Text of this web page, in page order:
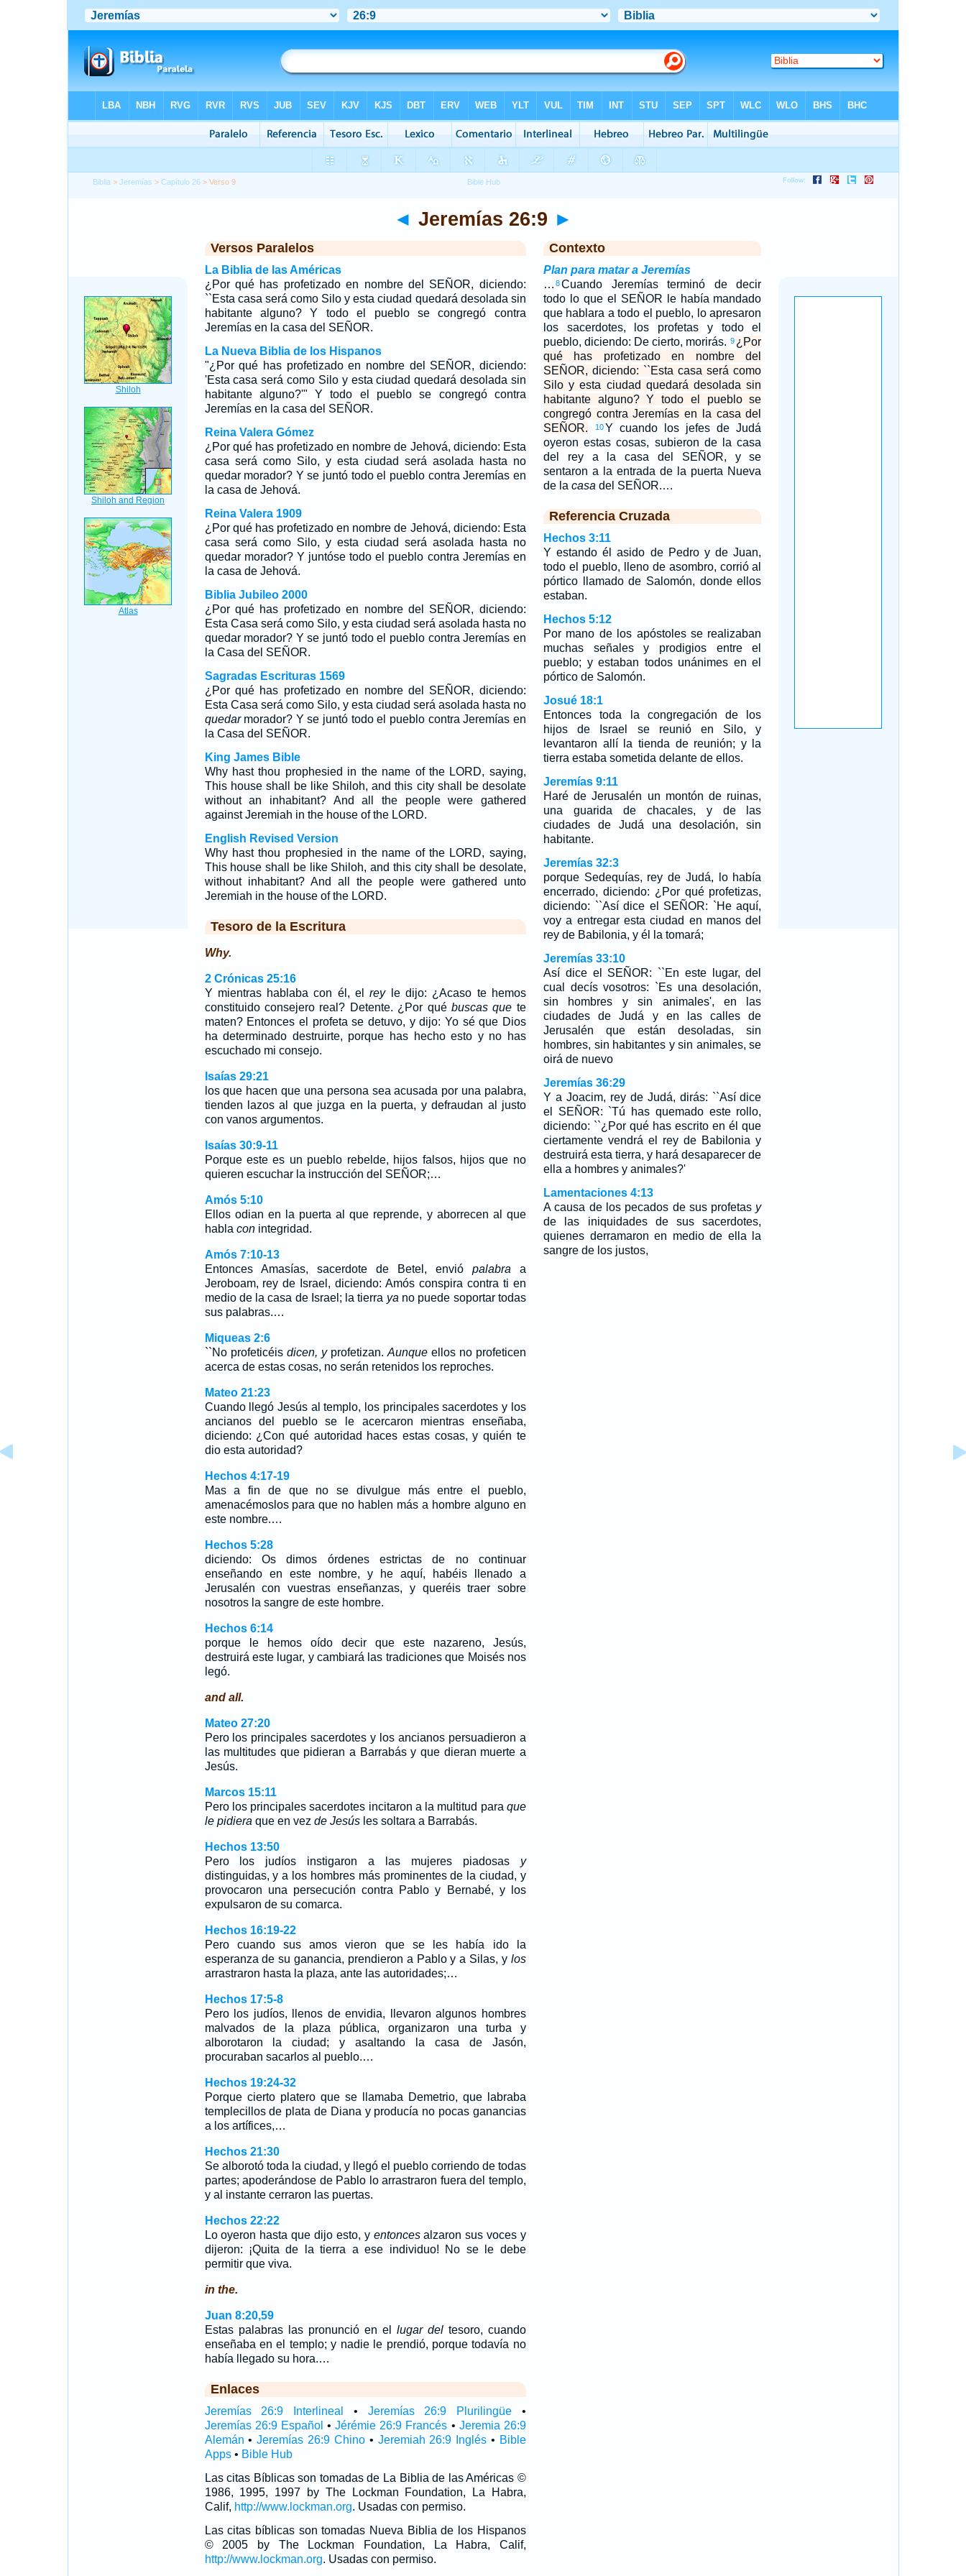
Biblia >Jeremías >Capítulo 26 > Verso 9
◄ Jeremías 26:9 ►
Versos Paralelos
La Biblia de las Américas
¿Por qué has profetizado en nombre del SEÑOR, diciendo:
``Esta casa será como Silo y esta ciudad quedará desolada sin
habitante alguno? Y todo el pueblo se congregó contra
Jeremías en la casa del SEÑOR.
La Nueva Biblia de los Hispanos
"¿Por qué has profetizado en nombre del SEÑOR, diciendo:
'Esta casa será como Silo y esta ciudad quedará desolada sin
habitante alguno?'" Y todo el pueblo se congregó contra
Jeremías en la casa del SEÑOR.
Reina Valera Gómez
¿Por qué has profetizado en nombre de Jehová, diciendo: Esta
casa será como Silo, y esta ciudad será asolada hasta no
quedar morador? Y se juntó todo el pueblo contra Jeremías en
la casa de Jehová.
Reina Valera 1909
¿Por qué has profetizado en nombre de Jehová, diciendo: Esta
casa será como Silo, y esta ciudad será asolada hasta no
quedar morador? Y juntóse todo el pueblo contra Jeremías en
la casa de Jehová.
Biblia Jubileo 2000
¿Por qué has profetizado en nombre del SEÑOR, diciendo:
Esta Casa será como Silo, y esta ciudad será asolada hasta no
quedarmorador? Y se juntó todo el pueblo contra Jeremías en
la Casa del SEÑOR.
Sagradas Escrituras 1569
¿Por qué has profetizado en nombre del SEÑOR, diciendo:
Esta Casa será como Silo, y esta ciudad será asolada hasta no
quedarmorador? Y se juntó todo el pueblo contra Jeremías en
la Casa del SEÑOR.
King James Bible
Why hast thou prophesied in the name of the LORD, saying,
This house shall be like Shiloh, and this city shall be desolate
without an inhabitant? And all the people were gathered
against Jeremiah in the house of the LORD.
English Revised Version
Why hast thou prophesied in the name of the LORD, saying,
This house shall be like Shiloh, and this city shall be desolate,
without inhabitant? And all the people were gathered unto
Jeremiah in the house of the LORD.
Tesoro de la Escritura
Why.
2 Crónicas 25:16
Y mientras hablaba con él, elreyle dijo: ¿Acaso te hemos
constituido consejero real? Detente. ¿Por québuscas que te
maten? Entonces el profeta se detuvo, y dijo: Yo sé que Dios
ha determinado destruirte, porque has hecho esto y no has
escuchado mi consejo.
Isaías 29:21
los que hacen que una persona sea acusada por una palabra,
tienden lazos al que juzga en la puerta, y defraudan al justo
con vanos argumentos.
Isaías 30:9-11
Porque este es un pueblo rebelde, hijos falsos, hijos que no
quieren escuchar la instrucción del SEÑOR;…
Amós 5:10
Ellos odian en la puerta al que reprende, y aborrecen al que
habla conintegridad.
Amós 7:10-13
Entonces Amasías, sacerdote de Betel, envió palabra a
Jeroboam, rey de Israel, diciendo: Amós conspira contra ti en
medio de la casa de Israel; la tierra ya no puede soportar todas
sus palabras.…
Miqueas 2:6
``No profeticéis dicen, yprofetizan. Aunqueellos no profeticen
acerca de estas cosas, no serán retenidos los reproches.
Mateo 21:23
Cuando llegó Jesús al templo, los principales sacerdotes y los
ancianos del pueblo se le acercaron mientras enseñaba,
diciendo: ¿Con qué autoridad haces estas cosas, y quién te
dio esta autoridad?
Hechos 4:17-19
Mas a fin de que no se divulgue más entre el pueblo,
amenacémoslos para que no hablen más a hombre alguno en
este nombre.…
Hechos 5:28
diciendo: Os dimos órdenes estrictas de no continuar
enseñando en este nombre, y he aquí, habéis llenado a
Jerusalén con vuestras enseñanzas, y queréis traer sobre
nosotros la sangre de este hombre.
Hechos 6:14
porque le hemos oído decir que este nazareno, Jesús,
destruirá este lugar, y cambiará las tradiciones que Moisés nos
legó.
and all.
Mateo 27:20
Pero los principales sacerdotes y los ancianos persuadieron a
las multitudes que pidieran a Barrabás y que dieran muerte a
Jesús.
Marcos 15:11
Pero los principales sacerdotes incitaron a la multitud para que
le pidiera que en vez de Jesúsles soltara a Barrabás.
Hechos 13:50
Pero los judíos instigaron a las mujeres piadosas y
distinguidas, y a los hombres más prominentes de la ciudad, y
provocaron una persecución contra Pablo y Bernabé, y los
expulsaron de su comarca.
Hechos 16:19-22
Pero cuando sus amos vieron que se les había ido la
esperanza de su ganancia, prendieron a Pablo y a Silas, y los
arrastraron hasta la plaza, ante las autoridades;…
Hechos 17:5-8
Pero los judíos, llenos de envidia, llevaron algunos hombres
malvados de la plaza pública, organizaron una turba y
alborotaron la ciudad; y asaltando la casa de Jasón,
procuraban sacarlos al pueblo.…
Hechos 19:24-32
Porque cierto platero que se llamaba Demetrio, que labraba
templecillos de plata de Diana y producía no pocas ganancias
a los artífices,…
Hechos 21:30
Se alborotó toda la ciudad, y llegó el pueblo corriendo de todas
partes; apoderándose de Pablo lo arrastraron fuera del templo,
y al instante cerraron las puertas.
Hechos 22:22
Lo oyeron hasta que dijo esto, y entoncesalzaron sus voces y
dijeron: ¡Quita de la tierra a ese individuo! No se le debe
permitir que viva.
in the.
Juan 8:20,59
Estas palabras las pronunció en el lugar deltesoro, cuando
enseñaba en el templo; y nadie le prendió, porque todavía no
había llegado su hora.…
Enlaces
Jeremías 26:9 Interlineal • Jeremías 26:9 Plurilingüe •
Jeremías 26:9 Español •Jérémie 26:9 Francés • Jeremia 26:9
Alemán •Jeremías 26:9 Chino• Jeremiah 26:9 Inglés • Bible
Apps• Bible Hub
Las citas Bíblicas son tomadas de La Biblia de las Américas ©
1986, 1995, 1997 by The Lockman Foundation, La Habra,
Calif, http://www.lockman.org. Usadas con permiso.
Las citas bíblicas son tomadas Nueva Biblia de los Hispanos
© 2005 by The Lockman Foundation, La Habra, Calif,
http://www.lockman.org. Usadas con permiso.
Contexto
Plan para matar a Jeremías
… 8Cuando Jeremías terminó de decir
todo lo que el SEÑOR le había mandado
que hablara a todo el pueblo, lo apresaron
los sacerdotes, los profetas y todo el
pueblo, diciendo: De cierto, morirás. 9 ¿Por
qué has profetizado en nombre del
SEÑOR, diciendo: ``Esta casa será como
Silo y esta ciudad quedará desolada sin
habitante alguno? Y todo el pueblo se
congregó contra Jeremías en la casa del
SEÑOR.
10Y cuando los jefes de Judá
oyeron estas cosas, subieron de la casa
del rey a la casa del SEÑOR, y se
sentaron a la entrada de la puerta Nueva
de la casa del SEÑOR.…
Referencia Cruzada
Hechos 3:11
Y estando él asido de Pedro y de Juan,
todo el pueblo, lleno de asombro, corrió al
pórtico llamado de Salomón, donde ellos
estaban.
Hechos 5:12
Por mano de los apóstoles se realizaban
muchas señales y prodigios entre el
pueblo; y estaban todos unánimes en el
pórtico de Salomón.
Josué 18:1
Entonces toda la congregación de los
hijos de Israel se reunió en Silo, y
levantaron allí la tienda de reunión; y la
tierra estaba sometida delante de ellos.
Jeremías 9:11
Haré de Jerusalén un montón de ruinas,
una guarida de chacales, y de las
ciudades de Judá una desolación, sin
habitante.
Jeremías 32:3
porque Sedequías, rey de Judá, lo había
encerrado, diciendo: ¿Por qué profetizas,
diciendo: ``Así dice el SEÑOR: `He aquí,
voy a entregar esta ciudad en manos del
rey de Babilonia, y él la tomará;
Jeremías 33:10
Así dice el SEÑOR: ``En este lugar, del
cual decís vosotros: `Es una desolación,
sin hombres y sin animales', en las
ciudades de Judá y en las calles de
Jerusalén que están desoladas, sin
hombres, sin habitantes y sin animales, se
oirá de nuevo
Jeremías 36:29
Y a Joacim, rey de Judá, dirás: ``Así dice
el SEÑOR: `Tú has quemado este rollo,
diciendo: ``¿Por qué has escrito en él que
ciertamente vendrá el rey de Babilonia y
destruirá esta tierra, y hará desaparecer de
ella a hombres y animales?'
Lamentaciones 4:13
A causa de los pecados de sus profetas y
de las iniquidades de sus sacerdotes,
quienes derramaron en medio de ella la
sangre de los justos,